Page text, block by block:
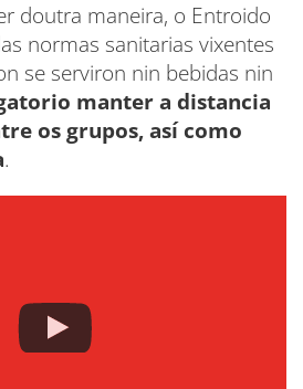
doutra maneira, o Entroido
normas sanitarias vixentes
se serviron nin bebidas nin
manter a distancia
os grupos, así como
.